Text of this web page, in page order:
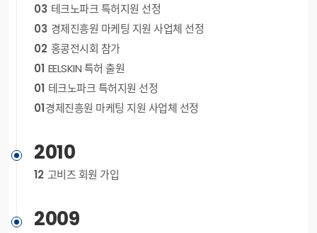
03 테크노파크 특허지원 선정
03 경제진흥원 마케팅 지원 사업체 선정
02 홍콩전시회 참가
01 EELSKIN 특허 출원
01 테크노파크 특허지원 선정
01경제진흥원 마케팅 지원 사업체 선정
2010
12 고비즈 회원 가입
2009